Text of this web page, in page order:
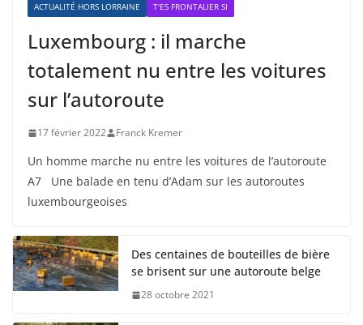
ACTUALITÉ HORS LORRAINE T'ES FRONTALIER SI
Luxembourg : il marche
totalement nu entre les voitures
sur l’autoroute
17 février 2022 Franck Kremer
Un homme marche nu entre les voitures de l’autoroute
A7 Une balade en tenu d’Adam sur les autoroutes
luxembourgeoises
Des centaines de bouteilles de bière
se brisent sur une autoroute belge
28 octobre 2021